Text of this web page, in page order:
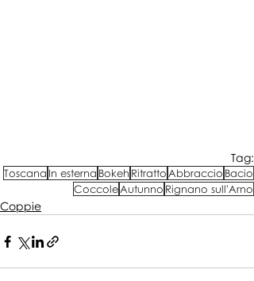
Tag:
Toscana In esterna Bokeh RitrattoAbbraccio Bacio
CoccoleAutunno Rignano sull'Arno
Coppie